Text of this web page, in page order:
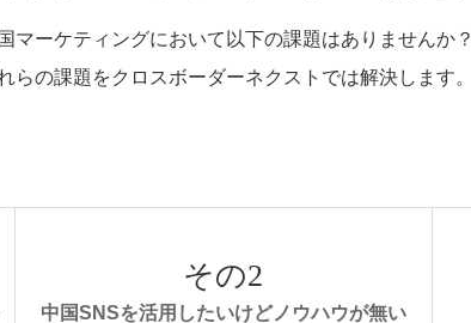
マーケティングにおいて以下の課題はありませんか？
らの課題をクロスボーダーネクストでは解決します。
その2
中国SNSを活用したいけどノウハウが無い